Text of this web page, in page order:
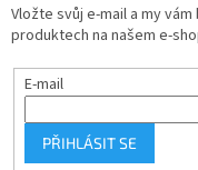
Vložte svůj e-mail a my
produktech na našem e-
E-mail
PŘIHLÁSIT SE